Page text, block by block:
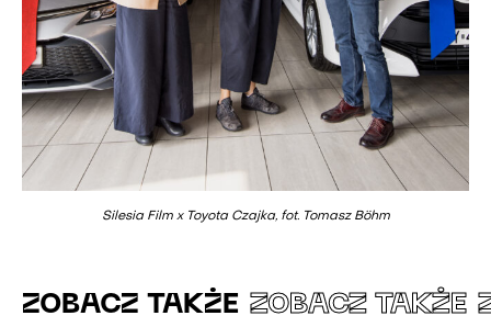
Silesia Film x Toyota Czajka, fot. Tomasz Böhm
ZOBACZ TAKŻE ZOBACZ TAKŻE